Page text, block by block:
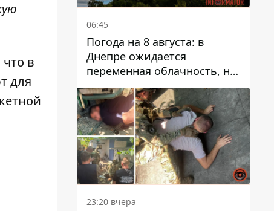
в
для
06:45
Погода на 8 августа: в
Днепре ожидается
переменная облачность, но
может пойти дождь
23:20 вчера